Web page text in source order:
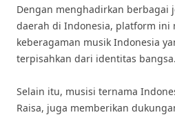
Dengan menghadirkan berbagai
daerah di Indonesia, platform ini
keberagaman musik Indonesia
terpisahkan dari identitas
Selain itu, musisi ternama
Raisa, juga memberikan